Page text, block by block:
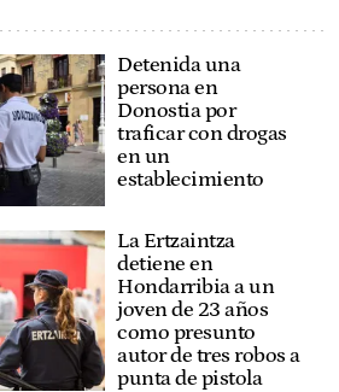
Detenida una
persona en
Donostia por
traficar con drogas
en un
establecimiento
La Ertzaintza
detiene en
Hondarribia a un
joven de 23 años
como presunto
autor de tres robos a
punta de pistola